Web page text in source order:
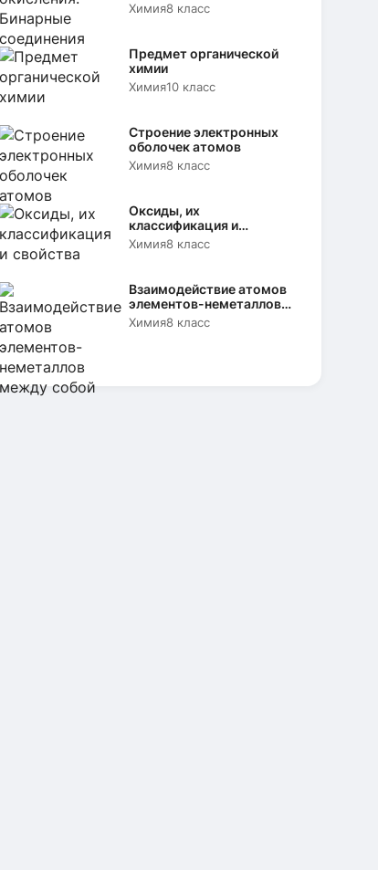
Химия8 класс
Предмет органической
химии
Химия10 класс
Строение электронных
оболочек атомов
Химия8 класс
Оксиды, их
классификация и
свойства
Химия8 класс
Взаимодействие атомов
элементов-неметаллов
между собой
Химия8 класс